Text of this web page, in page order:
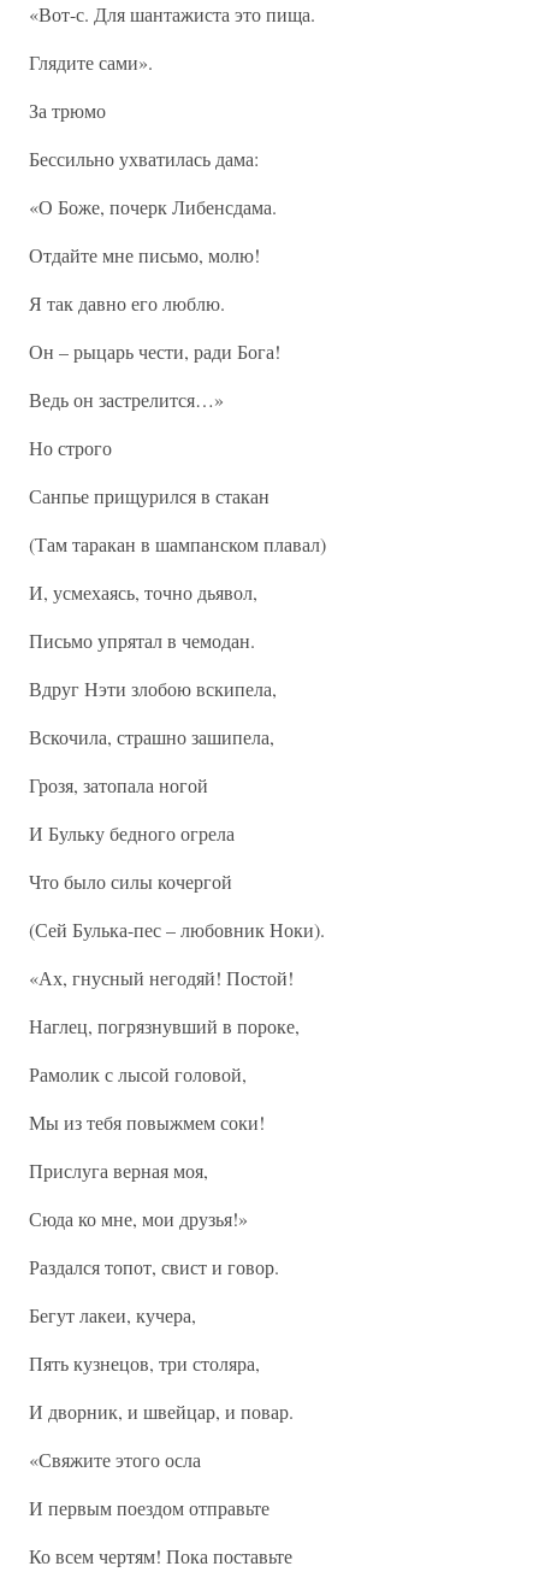
«Вот-с. Для шантажиста это пища.
Глядите сами».
За трюмо
Бессильно ухватилась дама:
«О Боже, почерк Либенсдама.
Отдайте мне письмо, молю!
Я так давно его люблю.
Он – рыцарь чести, ради Бога!
Ведь он застрелится…»
Но строго
Санпье прищурился в стакан
(Там таракан в шампанском плавал)
И, усмехаясь, точно дьявол,
Письмо упрятал в чемодан.
Вдруг Нэти злобою вскипела,
Вскочила, страшно зашипела,
Грозя, затопала ногой
И Бульку бедного огрела
Что было силы кочергой
(Сей Булька-пес – любовник Ноки).
«Ах, гнусный негодяй! Постой!
Наглец, погрязнувший в пороке,
Рамолик с лысой головой,
Мы из тебя повыжмем соки!
Прислуга верная моя,
Сюда ко мне, мои друзья!»
Раздался топот, свист и говор.
Бегут лакеи, кучера,
Пять кузнецов, три столяра,
И дворник, и швейцар, и повар.
«Свяжите этого осла
И первым поездом отправьте
Ко всем чертям! Пока поставьте